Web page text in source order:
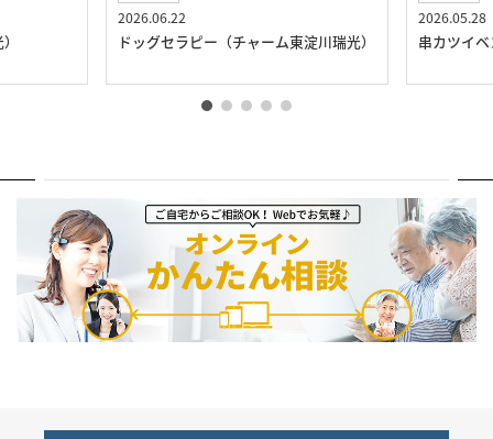
2026.06.22
ドッグセラピー（チャーム東淀川瑞光）
2026.05.28
串カツイ